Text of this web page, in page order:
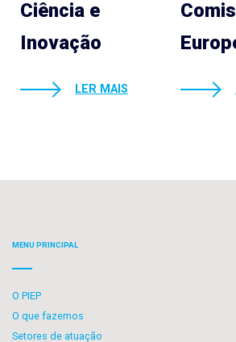
Ciência e
Inovação
LER MAIS
MENU PRINCIPAL
O PIEP
O que fazemos
Setores de atuação